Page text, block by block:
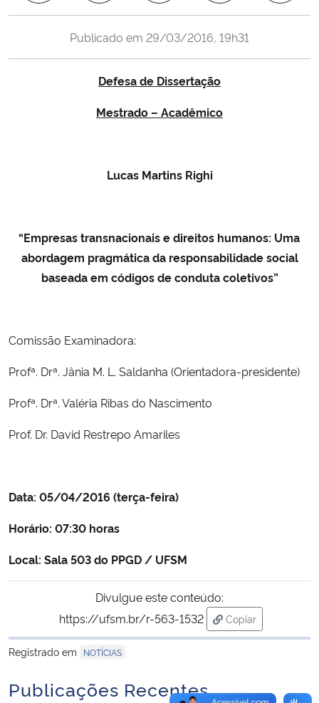
Ministério de Minas e Energia
Ministério do Desenvolvimento Regional
Controladoria-Geral da União
Banco Central do Brasil
Publicado em 29/03/2016, 19h31
Defesa de Dissertação
Mestrado – Acadêmico
Lucas Martins Righi
“Empresas transnacionais e direitos humanos: Uma
abordagem pragmática da responsabilidade social
baseada em códigos de conduta coletivos”
Comissão Examinadora:
Profª. Drª. Jânia M. L. Saldanha (Orientadora-presidente)
Profª. Drª. Valéria Ribas do Nascimento
Prof. Dr. David Restrepo Amariles
Data: 05/04/2016 (terça-feira)
Horário: 07:30 horas
Local: Sala 503 do PPGD / UFSM
Divulgue este conteúdo:
https://ufsm.br/r-563-1532
Copiar
para área de
Registrado em
NOTÍCIAS
Publicações Recentes